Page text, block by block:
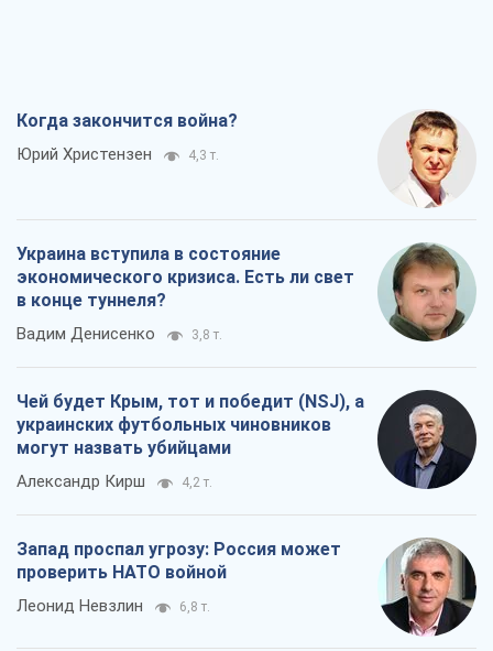
Когда закончится война?
Юрий Христензен 4,3 т.
Украина вступила в состояние
экономического кризиса. Есть ли свет
в конце туннеля?
Вадим Денисенко 3,8 т.
Чей будет Крым, тот и победит (NSJ), а
украинских футбольных чиновников
могут назвать убийцами
Александр Кирш 4,2 т.
Запад проспал угрозу: Россия может
проверить НАТО войной
Леонид Невзлин 6,8 т.